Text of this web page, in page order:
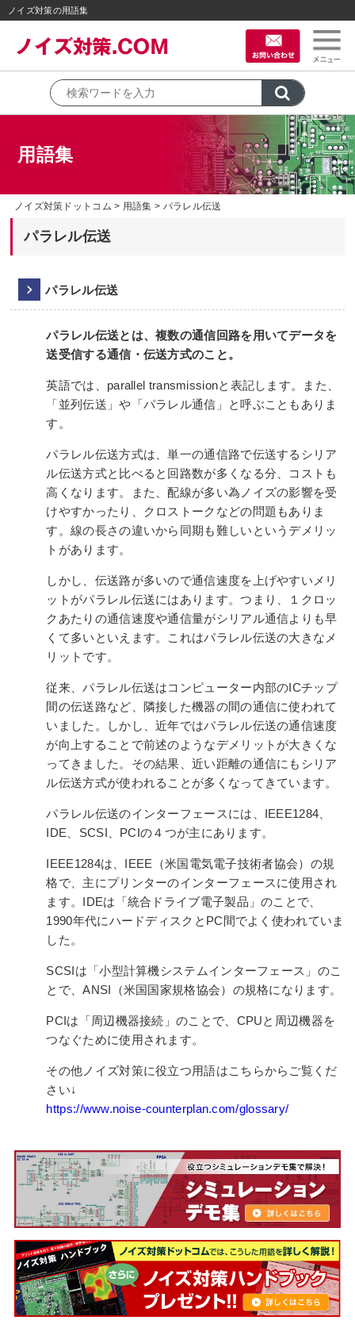
ノイズ対策の用語集
用語集
ノイズ対策ドットコム 用語集 パラレル伝送
パラレル伝送
パラレル伝送
パラレル伝送とは、複数の通信回路を用いてデータを
送受信する通信・伝送方式のこと。
英語では、parallel transmissionと表記します。
また、
「並列伝送」や「パラレル通信」と呼ぶこともありま
す。
パラレル伝送方式は、単一の通信路で伝送するシリア
ル伝送方式と比べると回路数が多くなる分、コストも
高くなります。また、配線が多い為ノイズの影響を受
けやすかったり、クロストークなどの問題もありま
す。線の長さの違いから同期も難しいというデメリッ
トがあります。
しかし、伝送路が多いので通信速度を上げやすいメリ
ットがパラレル伝送にはあります。つまり、１クロッ
クあたりの通信速度や通信量がシリアル通信よりも早
くて多いといえます。 これはパラレル伝送の大きなメ
リットです。
従来、パラレル伝送はコンピューター内部のICチップ
間の伝送路など、隣接した機器の間の通信に使われて
いました。しかし、近年ではパラレル伝送の通信速度
が向上することで前述のようなデメリットが大きくな
ってきました。その結果、近い距離の通信にもシリア
ル伝送方式が使われることが多くなってきています。
パラレル伝送のインターフェースには、IEEE1284、
IDE、SCSI、PCIの４つが主にあります。
IEEE1284は、IEEE（米国電気電子技術者協会）の規
格で、主にプリンターのインターフェースに使用され
ます。IDEは「統合ドライブ電子製品」のことで、
1990年代にハードディスクとPC間でよく使われていま
した。
SCSIは「小型計算機システムインターフェース」のこ
とで、ANSI（米国国家規格協会）の規格になります。
PCIは「周辺機器接続」のことで、CPUと周辺機器を
つなぐために使用されます。
その他ノイズ対策に役立つ用語はこちらからご覧くだ
さい↓
https://www.noise-counterplan.com/glossary/